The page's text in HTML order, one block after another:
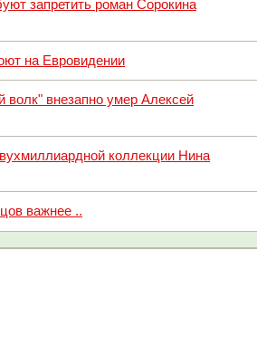
запретить роман Сорокина
на Евровидении
волк" внезапно умер Алексей
коллекции Нина
важнее ..